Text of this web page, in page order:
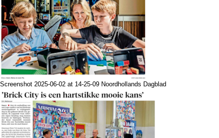
Screenshot 2025-06-02 at 14-25-09 Noordhollands Dagblad